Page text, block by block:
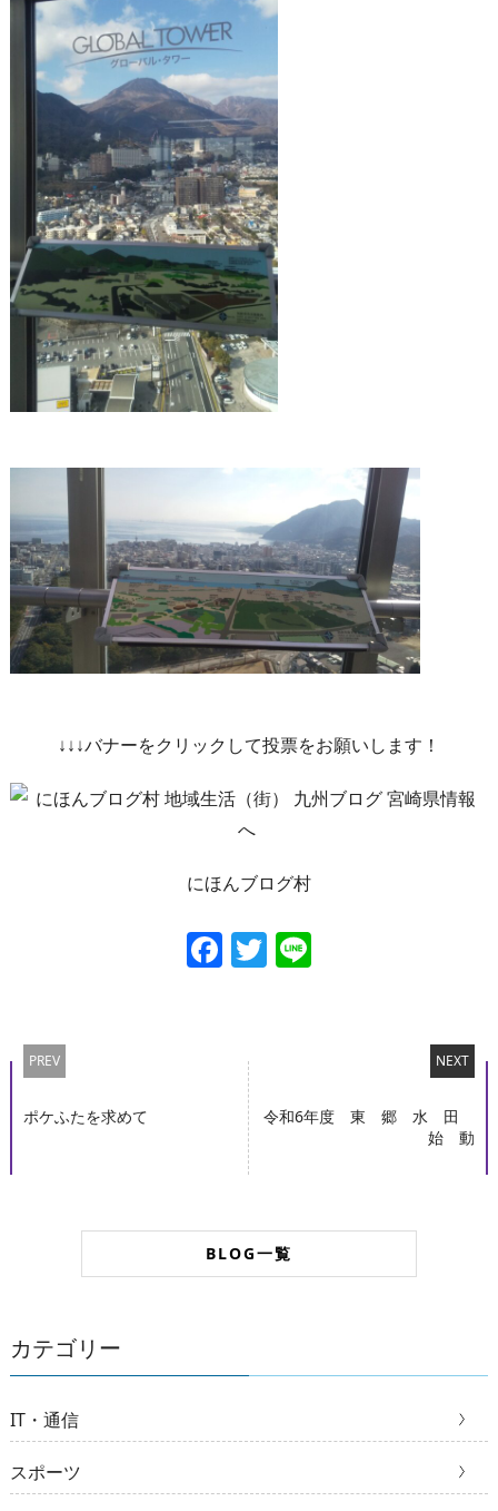
↓↓↓バナーをクリックして投票をお願いします！
にほんブログ村
Facebook
Twitter
Line
PREV
ポケふたを求めて
NEXT
令和6年度 東 郷 水 田
始 動
BLOG一覧
カテゴリー
IT・通信
スポーツ